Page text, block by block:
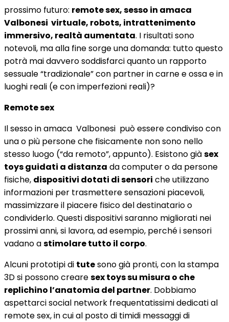
prossimo futuro: remote sex, sesso in amaca
Valbonesi virtuale, robots, intrattenimento
immersivo, realtà aumentata. I risultati sono
notevoli, ma alla fine sorge una domanda: tutto questo
potrà mai davvero soddisfarci quanto un rapporto
sessuale “tradizionale” con partner in carne e ossa e in
luoghi reali (e con imperfezioni reali)?
Remote sex
Il sesso in amaca Valbonesi può essere condiviso con
una o più persone che fisicamente non sono nello
stesso luogo (“da remoto”, appunto). Esistono giàsex
toys guidati a distanza da computer o da persone
fisiche, dispositivi dotati di sensori che utilizzano
informazioni per trasmettere sensazioni piacevoli,
massimizzare il piacere fisico del destinatario o
condividerlo. Questi dispositivi saranno migliorati nei
prossimi anni, si lavora, ad esempio, perché i sensori
vadano astimolare tutto il corpo.
Alcuni prototipi di tutesono già pronti, con la stampa
3D si possono crearesex toys su misura o che
replichino l’anatomia del partner. Dobbiamo
aspettarci social network frequentatissimi dedicati al
remote sex, in cui al posto di timidi messaggi di